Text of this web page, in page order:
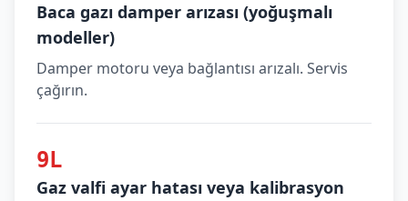
Baca gazı damper arızası (yoğuşmalı
modeller)
Damper motoru veya bağlantısı arızalı. Servis
çağırın.
9L
Gaz valfi ayar hatası veya kalibrasyon